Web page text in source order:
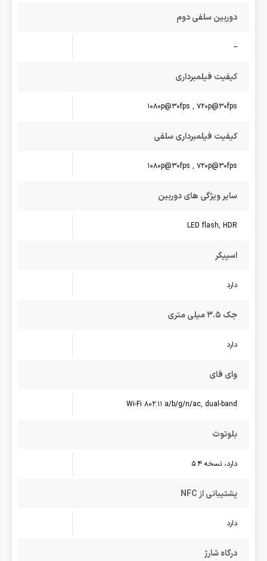
دوربین سلفی دوم
--
کیفیت فیلمبرداری
1080p@30fps , 720p@30fps
کیفیت فیلمبرداری سلفی
1080p@30fps , 720p@30fps
سایر ویژگی های دوربین
LED flash, HDR
اسپیکر
دارد
جک 3.5 میلی متری
دارد
وای فای
Wi-Fi 802.11 a/b/g/n/ac, dual-band
بلوتوث
دارد، نسخه 5.4
پشتیبانی از NFC
دارد
درگاه شارژ